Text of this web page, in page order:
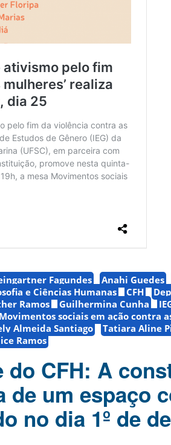
Fagundes Anahi Guedes
e Ciências Humanas CFH
Ramos Guilhermina Cunha
Movimentos sociais em ação contra
Almeida Santiago Tatiara Aline
Ramos
do CFH: A
de um espaço
no dia 1º de